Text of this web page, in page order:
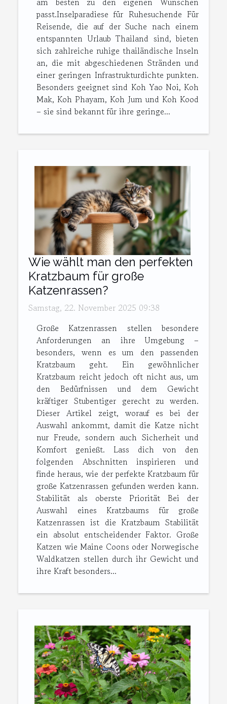
passt.Inselparadiese für Ruhesuchende Für
Reisende, die auf der Suche nach einem
entspannten Urlaub Thailand sind, bieten
sich zahlreiche ruhige thailändische Inseln
an, die mit abgeschiedenen Stränden und
einer geringen Infrastrukturdichte punkten.
Besonders geeignet sind Koh Yao Noi, Koh
Mak, Koh Phayam, Koh Jum und Koh Kood
– sie sind bekannt für ihre geringe...
Wie wählt man den perfekten
Kratzbaum für große
Katzenrassen?
Samstag, 22. November 2025 09:38
Große Katzenrassen stellen besondere
Anforderungen an ihre Umgebung –
besonders, wenn es um den passenden
Kratzbaum geht. Ein gewöhnlicher
Kratzbaum reicht jedoch oft nicht aus, um
den Bedürfnissen und dem Gewicht
kräftiger Stubentiger gerecht zu werden.
Dieser Artikel zeigt, worauf es bei der
Auswahl ankommt, damit die Katze nicht
nur Freude, sondern auch Sicherheit und
Komfort genießt. Lass dich von den
folgenden Abschnitten inspirieren und
finde heraus, wie der perfekte Kratzbaum für
große Katzenrassen gefunden werden kann.
Stabilität als oberste Priorität Bei der
Auswahl eines Kratzbaums für große
Katzenrassen ist die Kratzbaum Stabilität
ein absolut entscheidender Faktor. Große
Katzen wie Maine Coons oder Norwegische
Waldkatzen stellen durch ihr Gewicht und
ihre Kraft besonders...